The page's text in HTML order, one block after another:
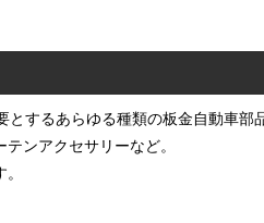
するあらゆる種類の板金自動車部
ンアクセサリーなど。